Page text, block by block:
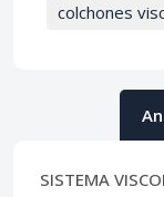
colchones
SISTEMA